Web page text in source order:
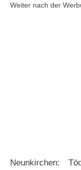
Weiter nach der
Neunkirchen: